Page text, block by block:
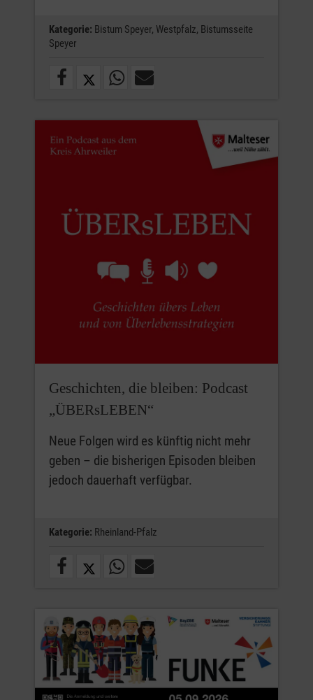
Kategorie: Bistum Speyer, Westpfalz, Bistumsseite
Speyer
Geschichten, die bleiben: Podcast
„ÜBERsLEBEN“
Neue Folgen wird es künftig nicht mehr
geben – die bisherigen Episoden bleiben
jedoch dauerhaft verfügbar.
Kategorie: Rheinland-Pfalz